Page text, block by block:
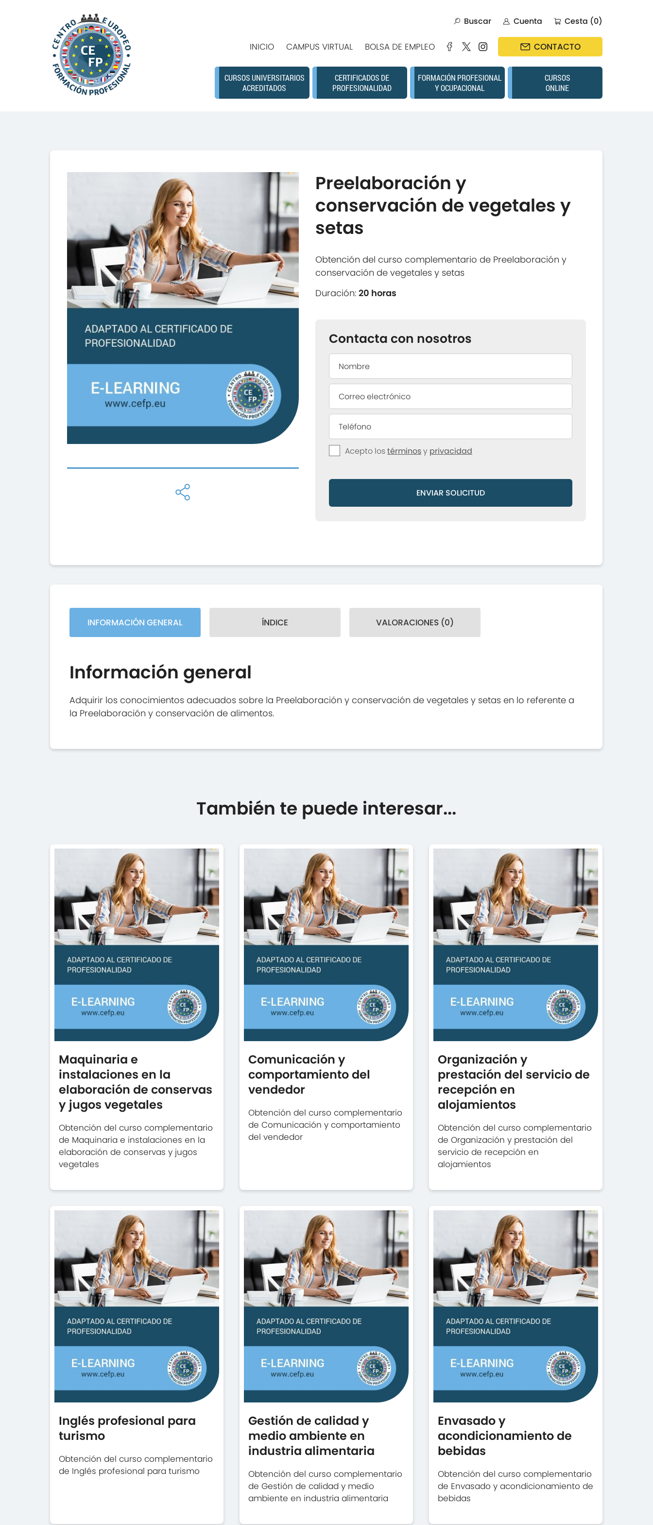
Buscar Cuenta Cesta (0)
INICIO CAMPUS VIRTUAL BOLSA DE EMPLEO CONTACTO
CURSOS UNIVERSITARIOS
ACREDITADOS
CERTIFICADOS DE
PROFESIONALIDAD
FORMACIÓN PROFESIONAL
Y OCUPACIONAL
CURSOS
ONLINE
Preelaboración y
conservación de vegetales y
setas
Obtención del curso complementario de Preelaboración y
conservación de vegetales y setas
Duración:20 horas
Contacta con nosotros
Acepto lostérminosy privacidad
ENVIAR SOLICITUD
INFORMACIÓN GENERAL ÍNDICE VALORACIONES (0)
Información general
Adquirir los conocimientos adecuados sobre la Preelaboración y conservación de vegetales y setas en lo referente a
la Preelaboración y conservación de alimentos.
También te puede interesar...
Maquinaria e
instalaciones en la
elaboración de conservas
y jugos vegetales
Obtención del curso complementario
de Maquinaria e instalaciones en la
elaboración de conservas y jugos
vegetales
Comunicación y
comportamiento del
vendedor
Obtención del curso complementario
de Comunicación y comportamiento
del vendedor
Organización y
prestación del servicio de
recepción en
alojamientos
Obtención del curso complementario
de Organización y prestación del
servicio de recepción en
alojamientos
Inglés profesional para
turismo
Obtención del curso complementario
de Inglés profesional para turismo
Gestión de calidad y
medio ambiente en
industria alimentaria
Obtención del curso complementario
de Gestión de calidad y medio
ambiente en industria alimentaria
Envasado y
acondicionamiento de
bebidas
Obtención del curso complementario
de Envasado y acondicionamiento de
bebidas